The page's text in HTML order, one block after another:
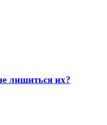
лишиться их?